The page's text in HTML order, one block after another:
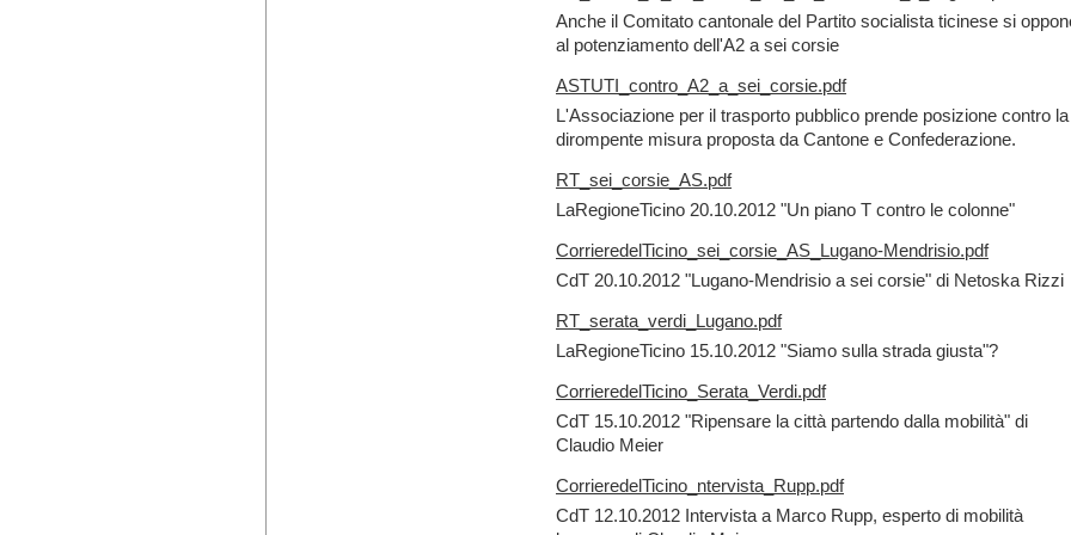
Anche il Comitato cantonale del Partito socialista ticinese si
al potenziamento dell'A2 a sei corsie
ASTUTI_contro_A2_a_sei_corsie.pdf
L'Associazione per il trasporto pubblico prende posizione contro la
dirompente misura proposta da Cantone e Confederazione.
RT_sei_corsie_AS.pdf
LaRegioneTicino 20.10.2012 "Un piano T contro le colonne"
CorrieredelTicino_sei_corsie_AS_Lugano-Mendrisio.pdf
CdT 20.10.2012 "Lugano-Mendrisio a sei corsie" di Netoska Rizzi
RT_serata_verdi_Lugano.pdf
LaRegioneTicino 15.10.2012 "Siamo sulla strada giusta"?
CorrieredelTicino_Serata_Verdi.pdf
CdT 15.10.2012 "Ripensare la città partendo dalla mobilità" di
Claudio Meier
CorrieredelTicino_ntervista_Rupp.pdf
CdT 12.10.2012 Intervista a Marco Rupp, esperto di mobilità